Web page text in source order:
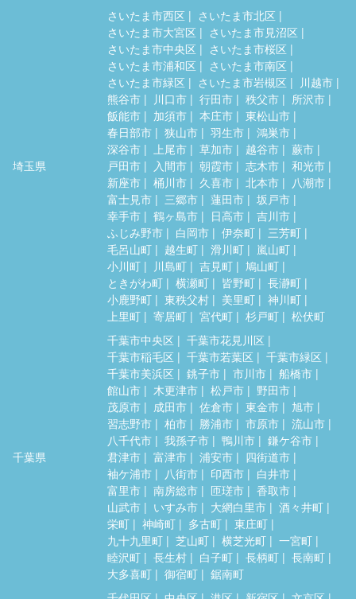
埼玉県
さいたま市西区
さいたま市北区
さいたま市大宮区
さいたま市見沼区
さいたま市中央区
さいたま市桜区
さいたま市浦和区
さいたま市南区
さいたま市緑区
さいたま市岩槻区
川越市
熊谷市
川口市 行田市 秩父市
所沢市
飯能市
加須市 本庄市
東松山市
春日部市
狭山市 羽生市
鴻巣市
深谷市
上尾市 草加市 越谷市
蕨市
戸田市
入間市 朝霞市 志木市
和光市
新座市
桶川市 久喜市 北本市
八潮市
富士見市
三郷市 蓮田市
坂戸市
幸手市
鶴ヶ島市 日高市
吉川市
ふじみ野市
白岡市 伊奈町
三芳町
毛呂山町
越生町 滑川町
嵐山町
小川町
川島町 吉見町
鳩山町
ときがわ町
横瀬町 皆野町
長瀞町
小鹿野町
東秩父村 美里町
神川町
上里町
寄居町 宮代町 杉戸町 松伏町
千葉県
千葉市中央区
千葉市花見川区
千葉市稲毛区
千葉市若葉区
千葉市緑区
千葉市美浜区
銚子市 市川市
船橋市
館山市
木更津市 松戸市
野田市
茂原市
成田市 佐倉市 東金市
旭市
習志野市
柏市 勝浦市 市原市
流山市
八千代市
我孫子市 鴨川市
鎌ケ谷市
君津市
富津市 浦安市
四街道市
袖ケ浦市
八街市 印西市
白井市
富里市
南房総市 匝瑳市
香取市
山武市
いすみ市 大網白里市
酒々井町
栄町
神崎町 多古町
東庄町
九十九里町
芝山町 横芝光町
一宮町
睦沢町
長生村 白子町 長柄町
長南町
大多喜町
御宿町
鋸南町